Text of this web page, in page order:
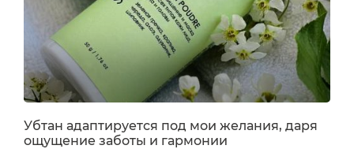
Убтан адаптируется под мои желания, даря
ощущение заботы и гармонии